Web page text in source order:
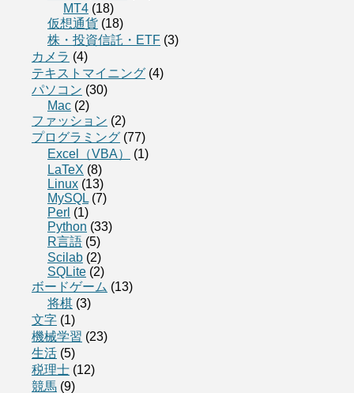
MT4 (18)
仮想通貨 (18)
株・投資信託・ETF (3)
カメラ (4)
テキストマイニング (4)
パソコン (30)
Mac (2)
ファッション (2)
プログラミング (77)
Excel（VBA）
(1)
LaTeX (8)
Linux (13)
MySQL (7)
Perl (1)
Python (33)
R言語 (5)
Scilab (2)
SQLite (2)
ボードゲーム (13)
将棋 (3)
文字 (1)
機械学習 (23)
生活 (5)
税理士 (12)
競馬 (9)